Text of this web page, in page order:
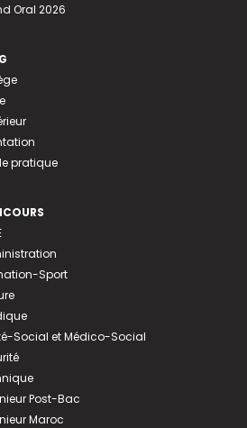
Oral 2026
pratique
Sport
Social et Médico-Social
Post-Bac
Maroc